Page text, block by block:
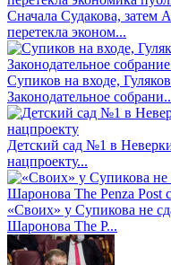
Сначала Судакова,
перетекла эконом...
Супиков на входе,
Законодательное
Детский сад №1 в
нацпроекту...
«Своих» у Супикова не
Шаронова The P...